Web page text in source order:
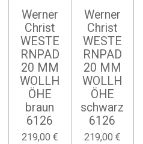
Werner
Christ
WESTE
RNPAD
20 MM
WOLLH
ÖHE
braun
6126
219,00 €
Werner
Christ
WESTE
RNPAD
20 MM
WOLLH
ÖHE
schwarz
6126
219,00 €